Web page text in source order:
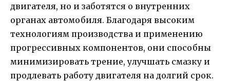
двигателя, но и заботятся о внутренних
органах автомобиля. Благодаря высоким
технологиям производства и применению
прогрессивных компонентов, они способны
минимизировать трение, улучшать смазку и
продлевать работу двигателя на долгий срок.